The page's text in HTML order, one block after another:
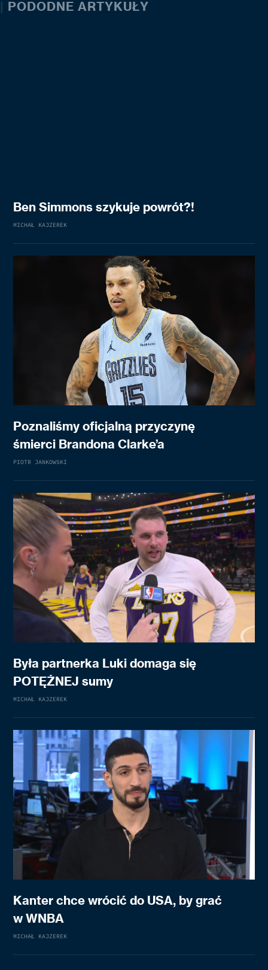
| PODODNE ARTYKUŁY
Ben Simmons szykuje powrót?!
MICHAŁ KAJZEREK
Poznaliśmy oficjalną przyczynę
śmierci Brandona Clarke’a
PIOTR JANKOWSKI
Była partnerka Luki domaga się
POTĘŻNEJ sumy
MICHAŁ KAJZEREK
Kanter chce wrócić do USA, by grać
w WNBA
MICHAŁ KAJZEREK